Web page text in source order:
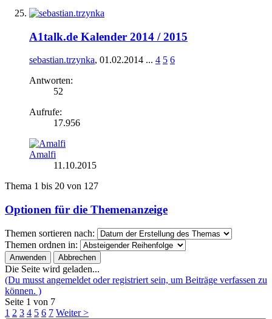
A1talk.de Kalender 2014 / 2015
sebastian.trzynka, 01.02.2014 ... 4 5 6
Antworten:
52
Aufrufe:
17.956
Amalfi
11.10.2015
Thema 1 bis 20 von 127
Optionen für die Themenanzeige
Themen sortieren nach:
Themen ordnen in:
Die Seite wird geladen...
(Du musst angemeldet oder registriert sein, um Beiträge verfassen zu
können. )
Seite 1 von 7
1 2 3 4 5 6 7 Weiter >